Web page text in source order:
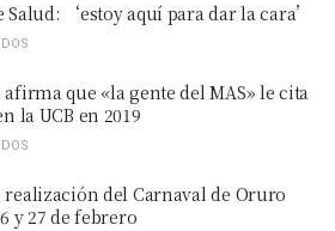
‘estoy aquí para dar la cara’
que «la gente del MAS» le cita
la UCB en 2019
del Carnaval de Oruro
y 27 de febrero